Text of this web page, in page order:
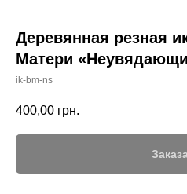
Деревянная резная
Матери
ik-bm-ns
400,00 грн.